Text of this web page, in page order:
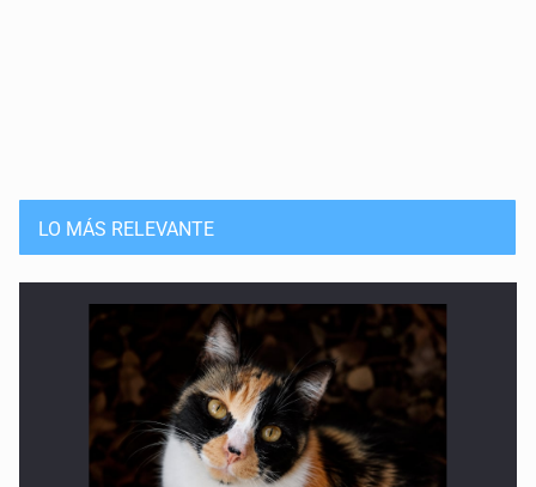
LO MÁS RELEVANTE